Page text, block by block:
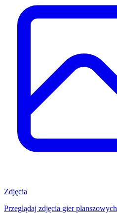
Zdjęcia
Przeglądaj zdjęcia gier planszowych